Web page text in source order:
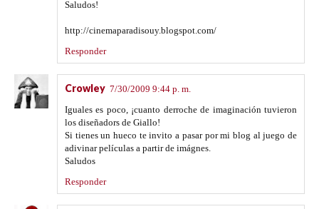
Saludos!
http://cinemaparadisouy.blogspot.com/
Responder
Crowley 7/30/2009 9:44 p. m.
Iguales es poco, ¡cuanto derroche de imaginación tuvieron
los diseñadors de Giallo!
Si tienes un hueco te invito a pasar por mi blog al juego de
adivinar películas a partir de imágnes.
Saludos
Responder